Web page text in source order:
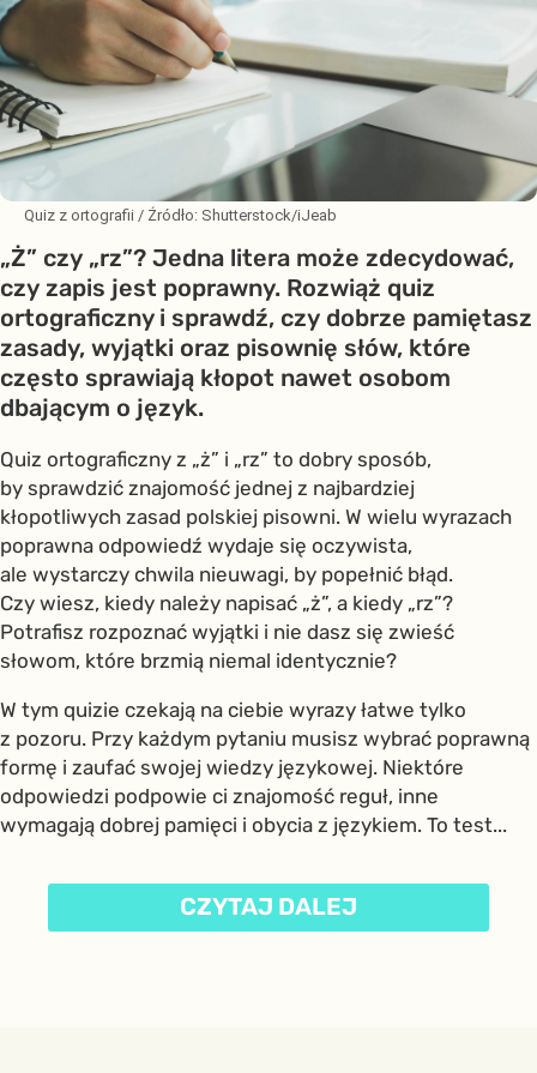
Quiz z ortografii / Źródło: Shutterstock/iJeab
„Ż” czy „rz”? Jedna litera może zdecydować,
czy zapis jest poprawny. Rozwiąż quiz
ortograficzny i sprawdź, czy dobrze pamiętasz
zasady, wyjątki oraz pisownię słów, które
często sprawiają kłopot nawet osobom
dbającym o język.
Quiz ortograficzny z „ż” i „rz” to dobry sposób,
by sprawdzić znajomość jednej z najbardziej
kłopotliwych zasad polskiej pisowni. W wielu wyrazach
poprawna odpowiedź wydaje się oczywista,
ale wystarczy chwila nieuwagi, by popełnić błąd.
Czy wiesz, kiedy należy napisać „ż”, a kiedy „rz”?
Potrafisz rozpoznać wyjątki i nie dasz się zwieść
słowom, które brzmią niemal identycznie?
W tym quizie czekają na ciebie wyrazy łatwe tylko
z pozoru. Przy każdym pytaniu musisz wybrać poprawną
formę i zaufać swojej wiedzy językowej. Niektóre
odpowiedzi podpowie ci znajomość reguł, inne
wymagają dobrej pamięci i obycia z językiem. To test...
CZYTAJ DALEJ